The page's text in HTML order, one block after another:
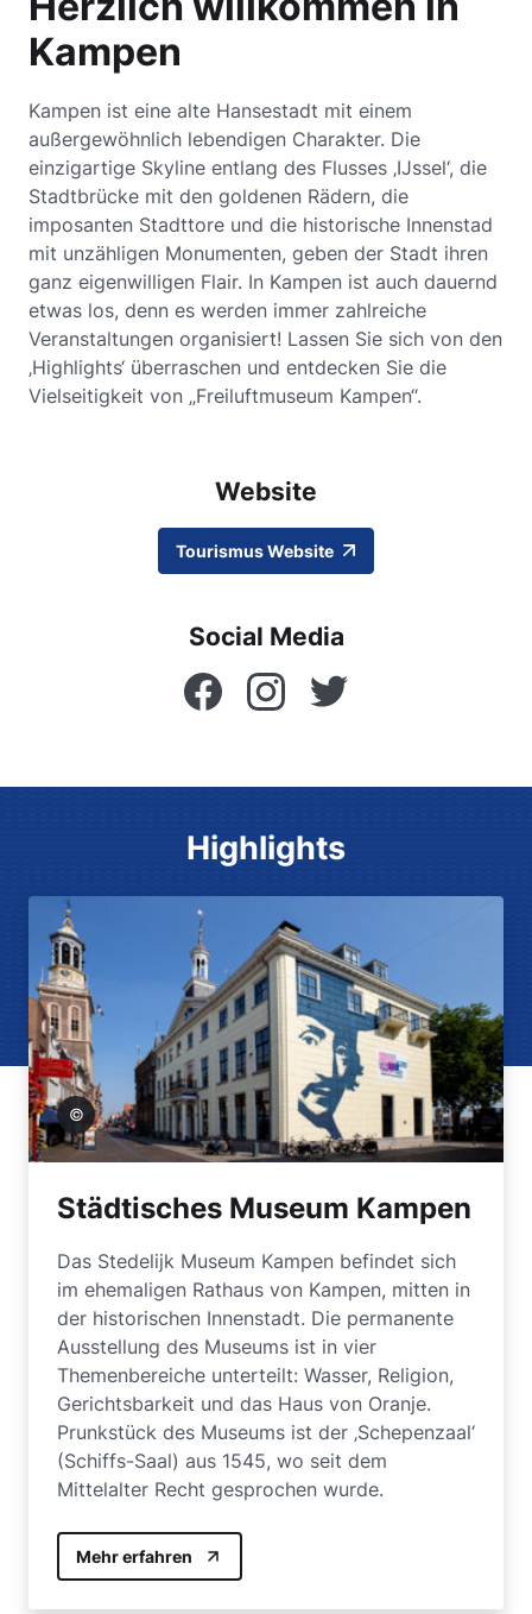
Kampen
Kampen ist eine alte Hansestadt mit einem
außergewöhnlich lebendigen Charakter. Die
einzigartige Skyline entlang des Flusses ‚IJssel‘, die
Stadtbrücke mit den goldenen Rädern, die
imposanten Stadttore und die historische Innenstad
mit unzähligen Monumenten, geben der Stadt ihren
ganz eigenwilligen Flair. In Kampen ist auch dauernd
etwas los, denn es werden immer zahlreiche
Veranstaltungen organisiert! Lassen Sie sich von den
‚Highlights‘ überraschen und entdecken Sie die
Vielseitigkeit von „Freiluftmuseum Kampen“.
Website
Tourismus Website
Social Media
FacebookInstagramTwitter
Highlights
Städtisches Museum Kampen
Das Stedelijk Museum Kampen befindet sich
im ehemaligen Rathaus von Kampen, mitten in
der historischen Innenstadt. Die permanente
Ausstellung des Museums ist in vier
Themenbereiche unterteilt: Wasser, Religion,
Gerichtsbarkeit und das Haus von Oranje.
Prunkstück des Museums ist der ‚Schepenzaal‘
(Schiffs-Saal) aus 1545, wo seit dem
Mittelalter Recht gesprochen wurde.
Mehr erfahren